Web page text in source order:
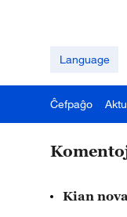
Language
Ĉefpaĝo
Kian